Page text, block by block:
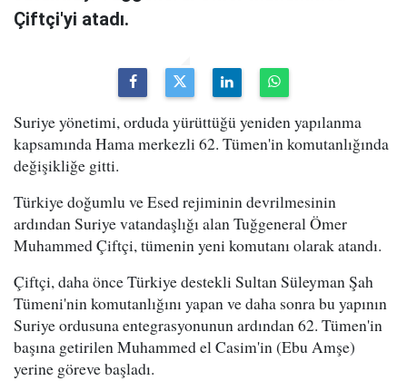
Çiftçi'yi atadı.
Suriye yönetimi, orduda yürüttüğü yeniden yapılanma
kapsamında Hama merkezli 62. Tümen'in komutanlığında
değişikliğe gitti.
Türkiye doğumlu ve Esed rejiminin devrilmesinin
ardından Suriye vatandaşlığı alan Tuğgeneral Ömer
Muhammed Çiftçi, tümenin yeni komutanı olarak atandı.
Çiftçi, daha önce Türkiye destekli Sultan Süleyman Şah
Tümeni'nin komutanlığını yapan ve daha sonra bu yapının
Suriye ordusuna entegrasyonunun ardından 62. Tümen'in
başına getirilen Muhammed el Casim'in (Ebu Amşe)
yerine göreve başladı.